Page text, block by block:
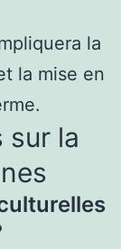
la
la mise en
sur la